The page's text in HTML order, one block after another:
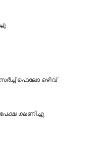
ഫെലോ ഒഴിവ്
ക്ഷണിച്ചു